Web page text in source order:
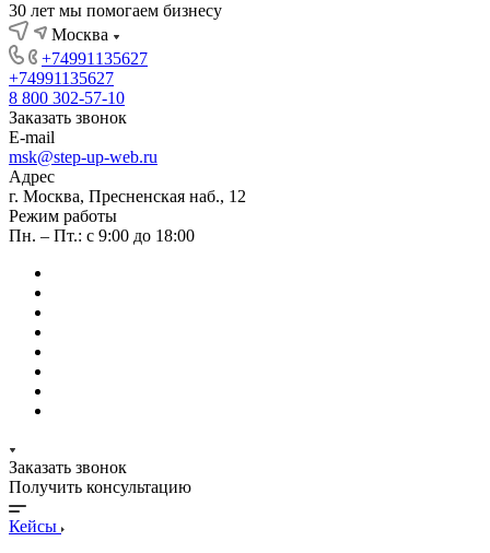
30 лет мы помогаем бизнесу
Москва
+74991135627
+74991135627
8 800 302-57-10
Заказать звонок
E-mail
msk@step-up-web.ru
Адрес
г. Москва, Пресненская наб., 12
Режим работы
Пн. – Пт.: с 9:00 до 18:00
Заказать звонок
Получить консультацию
Кейсы